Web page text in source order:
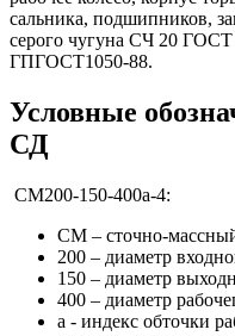
сальника, подшипников,
серого чугуна СЧ 20
ГПГОСТ1050-88.
Условные
СД
СМ200-150-400а-4:
СМ – сточно-
200 – диаметр
150 – диаметр
400 – диаметр
а - индекс обточки